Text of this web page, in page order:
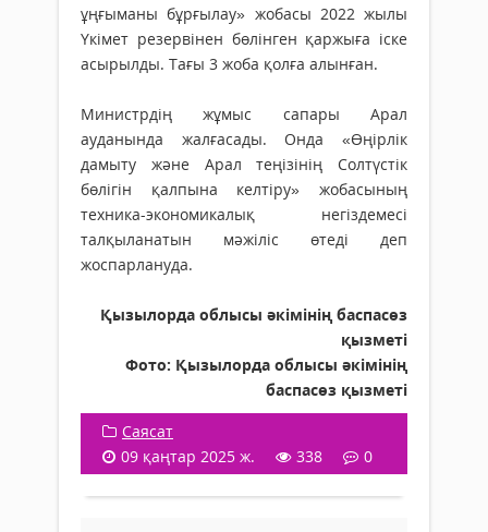
ұңғыманы бұрғылау» жобасы 2022 жылы
Үкімет резервінен бөлінген қаржыға іске
асырылды. Тағы 3 жоба қолға алынған.
Министрдің жұмыс сапары Арал
ауданында жалғасады. Онда «Өңірлік
дамыту және Арал теңізінің Солтүстік
бөлігін қалпына келтіру» жобасының
техника-экономикалық негіздемесі
талқыланатын мәжіліс өтеді деп
жоспарлануда.
Қызылорда облысы әкімінің баспасөз
қызметі
Фото: Қызылорда облысы әкімінің
баспасөз қызметі
Саясат
09 қаңтар 2025 ж.
338 0